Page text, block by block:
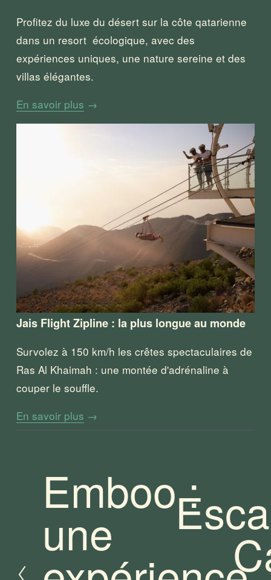
Profitez du luxe du désert sur la côte qatarienne
dans un resort  écologique, avec des
expériences uniques, une nature sereine et des
villas élégantes.
En savoir plus →
Jais Flight Zipline : la plus longue au monde
Survolez à 150 km/h les crêtes spectaculaires de
Ras Al Khaimah : une montée d'adrénaline à
couper le souffle.
En savoir plus →
P
c
é
d
Emboo :
une
S
a